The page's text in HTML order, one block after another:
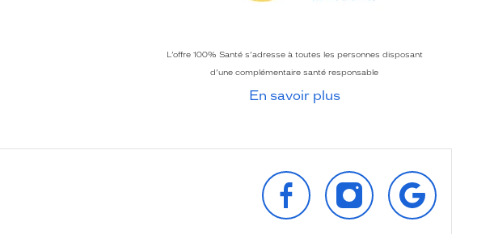
L’offre 100% Santé s’adresse à toutes les personnes disposant
d’une complémentaire santé responsable
En savoir plus
SUIVEZ‑NOUS
SUR
FACEBOOK
SUIVEZ‑NOUS
SUR
INSTAGRAM
SUR
GOOGLE